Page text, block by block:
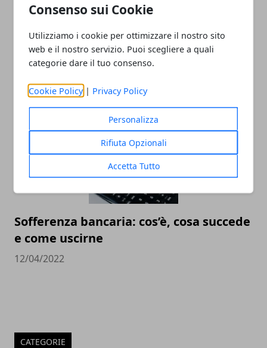
Consenso sui Cookie
Utilizziamo i cookie per ottimizzare il nostro sito
web e il nostro servizio. Puoi scegliere a quali
categorie dare il tuo consenso.
Cookie Policy | Privacy Policy
Personalizza
Rifiuta Opzionali
Accetta Tutto
Simulazione mutuo: come funziona e
come calcolare le rate
19/12/2023
Sofferenza bancaria: cos’è, cosa succede
e come uscirne
12/04/2022
CATEGORIE